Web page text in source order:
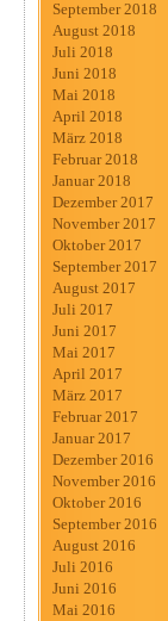
September 2018
August 2018
Juli 2018
Juni 2018
Mai 2018
April 2018
März 2018
Februar 2018
Januar 2018
Dezember 2017
November 2017
Oktober 2017
September 2017
August 2017
Juli 2017
Juni 2017
Mai 2017
April 2017
März 2017
Februar 2017
Januar 2017
Dezember 2016
November 2016
Oktober 2016
September 2016
August 2016
Juli 2016
Juni 2016
Mai 2016